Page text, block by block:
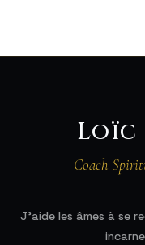
Loïc
Coach
J'aide les âmes à se